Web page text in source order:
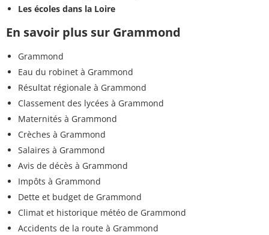
Les écoles dans la Loire
En savoir plus sur Grammond
Grammond
Eau du robinet à Grammond
Résultat régionale à Grammond
Classement des lycées à Grammond
Maternités à Grammond
Crèches à Grammond
Salaires à Grammond
Avis de décès à Grammond
Impôts à Grammond
Dette et budget de Grammond
Climat et historique météo de Grammond
Accidents de la route à Grammond